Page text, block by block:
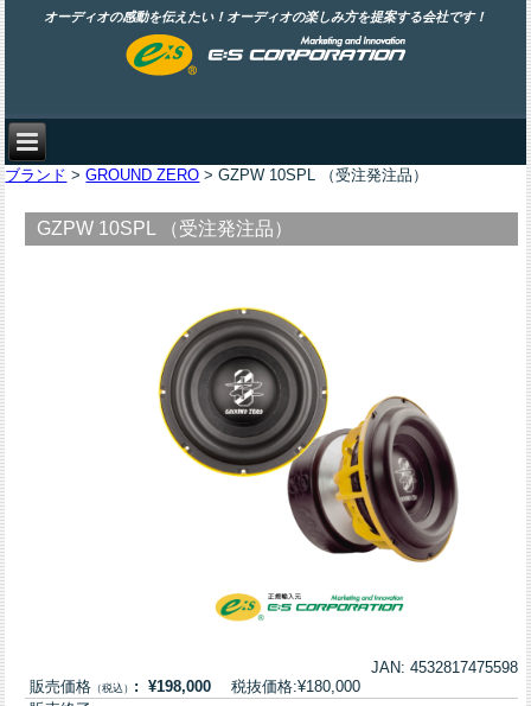
オーディオの感動を伝えたい！オーディオの楽しみ方を提案する会社です！
ブランド >GROUND ZERO > GZPW 10SPL （受注発注品）
GZPW 10SPL （受注発注品）
JAN: 4532817475598
販売価格 （税込） : ¥198,000 税抜価格:¥180,000